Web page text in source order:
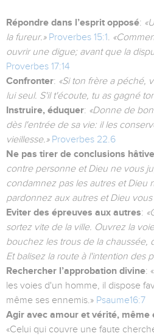
Répondre dans l’esprit opposé:
la fureur.» Proverbes 15:1.
ouvrir une digue; avant que la
Proverbes 17:14
Confronter: «Si ton frère a péché,
lui seul. S'il t'écoute, tu as gagné
Instruire, éduquer: «Donne de
dès l'entrée de sa vie: il les
vieillesse.» Proverbes 22.6
Ne pas tirer de conclusions
contre personne et Dieu ne vous
condamnez pas les autres et Dieu
pardonnez aux autres et Dieu
Eviter des épreuves aux autres:
sortez vite de la ville. Ouvrez la
bouchez les trous de la chaussée,
Et balisez la route à l'intention des
Rechercher l’approbation divine:
les voies d'un homme, il dispose
même ses ennemis.» Psaume16:7
Agir avec amour et vérité, même
«Celui qui couvre une faute